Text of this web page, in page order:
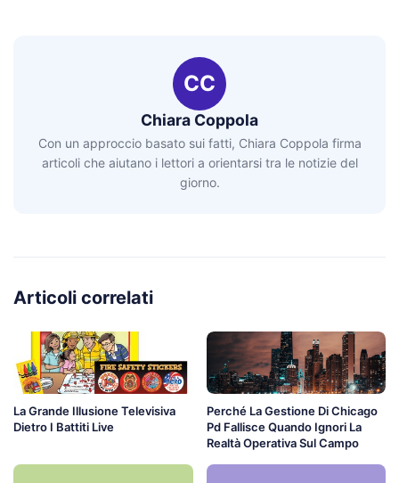
CC
Chiara Coppola
Con un approccio basato sui fatti, Chiara Coppola firma
articoli che aiutano i lettori a orientarsi tra le notizie del
giorno.
Articoli correlati
La Grande Illusione Televisiva
Dietro I Battiti Live
Perché La Gestione Di Chicago
Pd Fallisce Quando Ignori La
Realtà Operativa Sul Campo